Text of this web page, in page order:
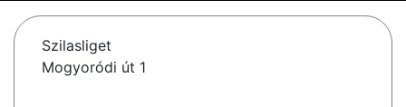
Szilasliget
Mogyoródi út 1